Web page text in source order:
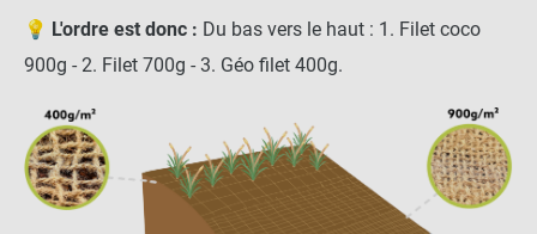
💡 L'ordre est donc : Du bas vers le haut : 1. Filet coco
900g - 2. Filet 700g - 3. Géo filet 400g.